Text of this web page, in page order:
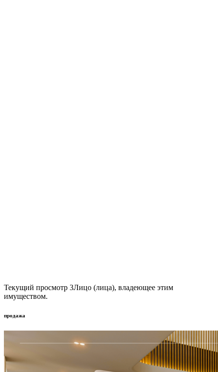
Текущий просмотр 3Лицо (лица), владеющее этим
имуществом.
продажа